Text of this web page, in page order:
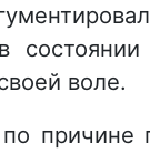
воле.
причине